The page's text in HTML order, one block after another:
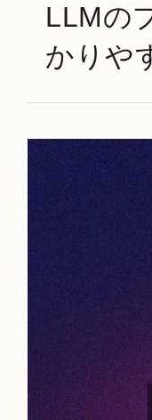
LLMの
かりや